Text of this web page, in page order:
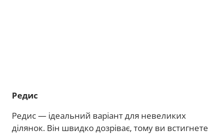
Редис
Редис — ідеальний варіант для невеликих
ділянок. Він швидко дозріває, тому ви встигнете